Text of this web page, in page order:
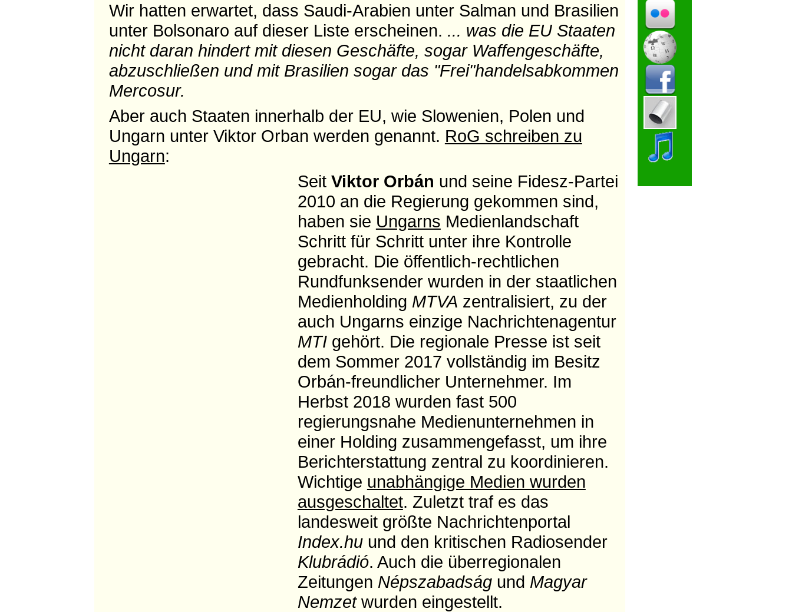
Wir hatten erwartet, dass Saudi-Arabien unter Salman und Brasilien
unter Bolsonaro auf dieser Liste erscheinen. ... was die EU Staaten
nicht daran hindert mit diesen Geschäfte, sogar Waffengeschäfte,
abzuschließen und mit Brasilien sogar das "Frei"handelsabkommen
Mercosur.
Aber auch Staaten innerhalb der EU, wie Slowenien, Polen und
Ungarn unter Viktor Orban werden genannt. RoG schreiben zu
Ungarn:
Seit Viktor Orbán und seine Fidesz-Partei
2010 an die Regierung gekommen sind,
haben sie Ungarns Medienlandschaft
Schritt für Schritt unter ihre Kontrolle
gebracht. Die öffentlich-rechtlichen
Rundfunksender wurden in der staatlichen
Medienholding MTVA zentralisiert, zu der
auch Ungarns einzige Nachrichtenagentur
MTIgehört. Die regionale Presse ist seit
dem Sommer 2017 vollständig im Besitz
Orbán-freundlicher Unternehmer. Im
Herbst 2018 wurden fast 500
regierungsnahe Medienunternehmen in
einer Holding zusammengefasst, um ihre
Berichterstattung zentral zu koordinieren.
Wichtige unabhängige Medien wurden
ausgeschaltet. Zuletzt traf es das
landesweit größte Nachrichtenportal
Index.huund den kritischen Radiosender
Klubrádió. Auch die überregionalen
Zeitungen Népszabadságund Magyar
Nemzetwurden eingestellt.